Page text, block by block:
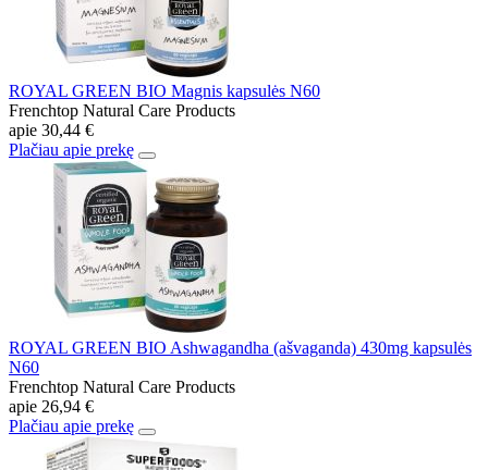
ROYAL GREEN BIO Magnis kapsulės N60
Frenchtop Natural Care Products
apie 30,44 €
Plačiau apie prekę
ROYAL GREEN BIO Ashwagandha (ašvaganda) 430mg kapsulės
N60
Frenchtop Natural Care Products
apie 26,94 €
Plačiau apie prekę